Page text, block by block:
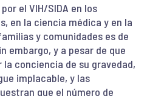
el VIH/SIDA en los
en la ciencia médica y en la
y comunidades es de
embargo, y a pesar de que
la conciencia de su gravedad,
implacable, y las
que el número de